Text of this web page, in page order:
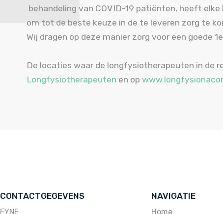
behandeling van COVID-19 patiënten, heeft
om tot de beste keuze in de te leveren zorg te
Wij dragen op deze manier zorg voor een goede
De locaties waar de longfysiotherapeuten in de
Longfysiotherapeuten en op
CONTACTGEGEVENS
FYNE
NAVIGATIE
Home